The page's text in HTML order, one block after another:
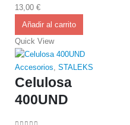
0 out of 5
13,00 €
Añadir al carrito
Quick View
Accesorios, STALEKS
Celulosa
400UND